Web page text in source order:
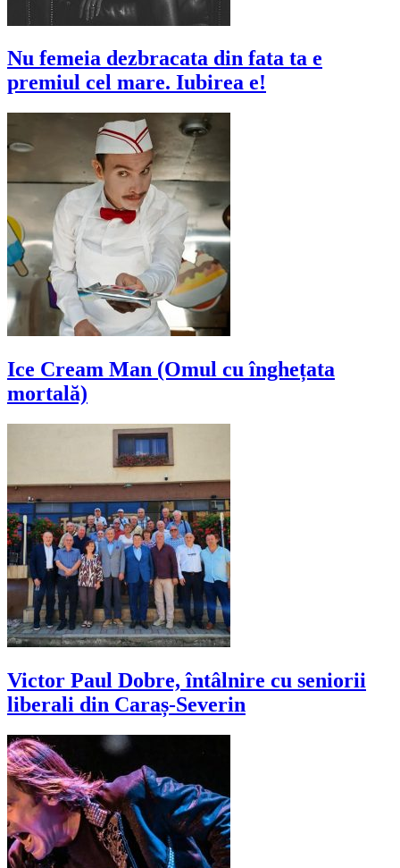
Nu femeia dezbracata din fata ta e
premiul cel mare. Iubirea e!
Ice Cream Man (Omul cu înghețata
mortală)
Victor Paul Dobre, întâlnire cu seniorii
liberali din Caraș-Severin